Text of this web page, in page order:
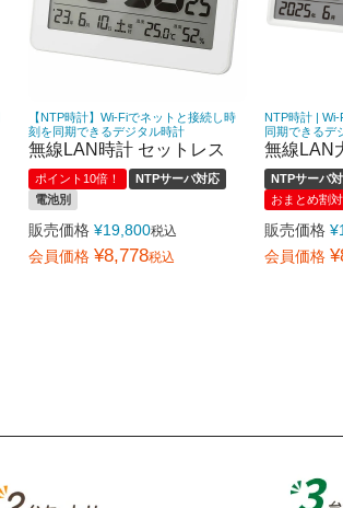
【NTP時計】Wi-Fiでネットと接続し時
刻を同期できるデジタル時計
無線LAN時計 セットレス
ポイント10倍！
NTPサーバ対応
電池別
販売価格 ¥19,800税込
会員価格 ¥8,778税込
NTP時計 |
同期できるデ
無線LAN
NTPサーバ
おまとめ割
販売価格 ¥
会員価格 ¥